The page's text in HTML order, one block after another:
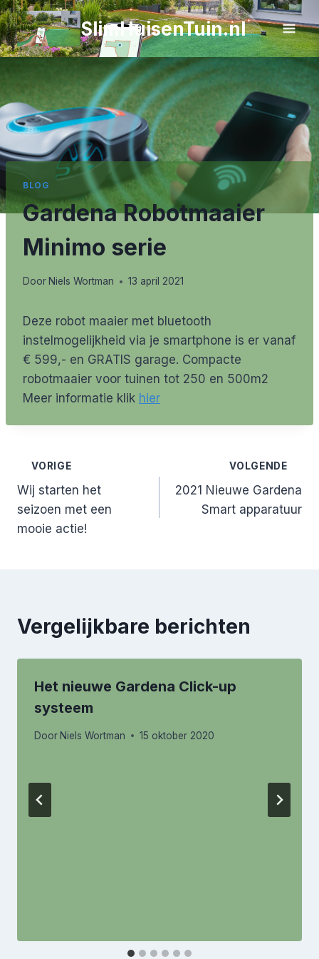
Doorgaan
naar
inhoud
SlimHuisenTuin.nl
BLOG
Gardena Robotmaaier
Minimo serie
Door Niels Wortman 13 april 2021
Deze robot maaier met bluetooth
instelmogelijkheid via je smartphone is er vanaf
€ 599,- en GRATIS garage. Compacte
robotmaaier voor tuinen tot 250 en 500m2
Meer informatie klik hier
Bericht
navigatie
VORIGE
Wij starten het
seizoen met een
mooie actie!
VOLGENDE
2021 Nieuwe Gardena
Smart apparatuur
Vergelijkbare berichten
Het nieuwe Gardena Click-up
systeem
Door Niels Wortman 15 oktober 2020